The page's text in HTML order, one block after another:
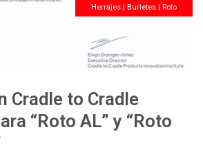
Herrajes | Burletes | Roto
Cradle to Cradle
“Roto AL” y “Roto